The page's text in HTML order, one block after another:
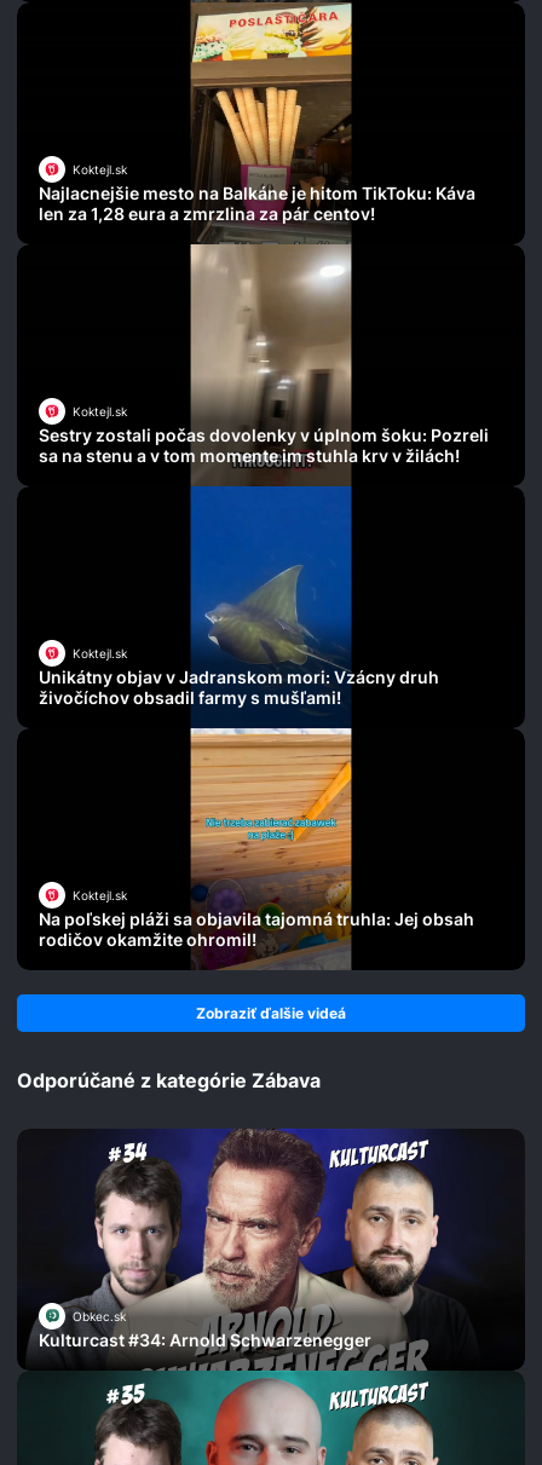
Koktejl.sk
Najlacnejšie mesto na Balkáne je hitom TikToku: Káva
len za 1,28 eura a zmrzlina za pár centov!
Koktejl.sk
Sestry zostali počas dovolenky v úplnom šoku: Pozreli
sa na stenu a v tom momente im stuhla krv v žilách!
Koktejl.sk
Unikátny objav v Jadranskom mori: Vzácny druh
živočíchov obsadil farmy s mušľami!
Koktejl.sk
Na poľskej pláži sa objavila tajomná truhla: Jej obsah
rodičov okamžite ohromil!
Zobraziť ďalšie videá
Odporúčané z kategórie Zábava
Obkec.sk
Kulturcast #34: Arnold Schwarzenegger